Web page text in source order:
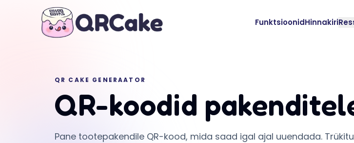
FunktsioonidHinnakiri
QR CAKE GENERAATOR
QR-koodid
Pane tootepakendile QR-kood, mida saad igal ajal uuendada.